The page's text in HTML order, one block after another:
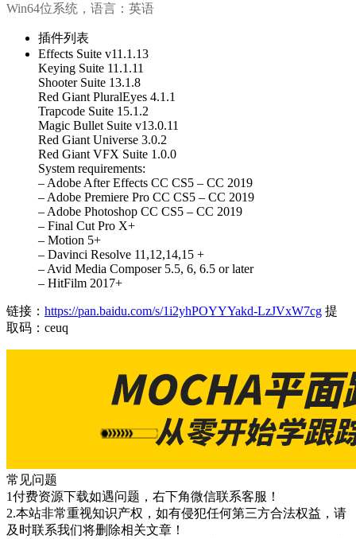
Win64位系统，语言：英语
插件列表
Effects Suite v11.1.13
Keying Suite 11.1.11
Shooter Suite 13.1.8
Red Giant PluralEyes 4.1.1
Trapcode Suite 15.1.2
Magic Bullet Suite v13.0.11
Red Giant Universe 3.0.2
Red Giant VFX Suite 1.0.0
System requirements:
– Adobe After Effects CC CS5 – CC 2019
– Adobe Premiere Pro CC CS5 – CC 2019
– Adobe Photoshop CC CS5 – CC 2019
– Final Cut Pro X+
– Motion 5+
– Davinci Resolve 11,12,14,15 +
– Avid Media Composer 5.5, 6, 6.5 or later
– HitFilm 2017+
链接： https://pan.baidu.com/s/1i2yhPOYYYakd-LzJVxW7cg 提
取码：ceuq
常见问题
1付费资源下载如遇问题，右下角微信联系客服！
2.本站非常重视知识产权，如有侵犯任何第三方合法权益，请
及时联系我们将删除相关文章！